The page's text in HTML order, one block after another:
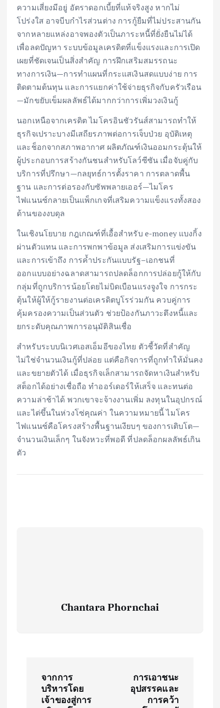
ความเสี่ยงมีอยู่ อัตราดอกเบี้ยที่แท้จริงสูง หากไม่
โปร่งใส อาจบีบกำไรส่วนต่าง การกู้ยืมที่ไม่ประสานกัน
จากหลายแหล่งอาจพองตัวเป็นภาระหนี้ที่ยั่งยืนไม่ได้
เพื่อลดปัญหา ระบบข้อมูลเครดิตที่แข็งแรงและการเปิด
เผยที่ชัดเจนเป็นสิ่งสำคัญ การฝึกเสริมสมรรถนะ
ทางการเงิน—การทำแผนที่กระแสเงินสดแบบง่าย การ
ติดตามต้นทุน และการแยกค่าใช้จ่ายธุรกิจกับครัวเรือน
—มักขยับเข็มผลลัพธ์ได้มากกว่าการเพิ่มวงเงินกู้
นอกเหนือจากเครดิต ไมโครอินชัวรันส์สามารถทำให้
ธุรกิจเปราะบางมีเสถียรภาพต่อการเจ็บป่วย อุบัติเหตุ
และช็อกจากสภาพอากาศ ผลิตภัณฑ์เงินออมกระตุ้นให้
ผู้ประกอบการสร้างกันชนสำหรับโลว์ซีซัน เมื่อจับคู่กับ
บริการที่ปรึกษา—กลยุทธ์การตั้งราคา การตลาดพื้น
ฐาน และการต่อรองกับซัพพลายเออร์—ไมโคร
ไฟแนนซ์กลายเป็นแพ็กเกจที่เสริมความแข็งแรงทั้งสอง
ด้านของงบดุล
ในเชิงนโยบาย กฎเกณฑ์ที่เอื้อสำหรับ e-money แบงกิ้ง
ผ่านตัวแทน และการพกพาข้อมูล ส่งเสริมการแข่งขัน
และการเข้าถึง การค้ำประกันแบบรัฐ–เอกชนที่
ออกแบบอย่างฉลาดสามารถปลดล็อกการปล่อยกู้ให้กับ
กลุ่มที่ถูกบริการน้อยโดยไม่บิดเบือนแรงจูงใจ การกระ
ตุ้นให้ผู้ให้กู้รายงานต่อเครดิตบูโรร่วมกัน ควบคู่การ
คุ้มครองความเป็นส่วนตัว ช่วยป้องกันภาวะตึงหนี้และ
ยกระดับคุณภาพการอนุมัติสินเชื่อ
สำหรับระบบนิเวศเอสเอ็มอีของไทย ตัวชี้วัดที่สำคัญ
ไม่ใช่จำนวนเงินกู้ที่ปล่อย แต่คือกิจการที่ถูกทำให้มั่นคง
และขยายตัวได้ เมื่อธุรกิจเล็กสามารถจัดหาเงินสำหรับ
สต็อกได้อย่างเชื่อถือ ทำออร์เดอร์ให้เสร็จ และทนต่อ
ความล่าช้าได้ พวกเขาจะจ้างงานเพิ่ม ลงทุนในอุปกรณ์
และไต่ขึ้นในห่วงโซ่คุณค่า ในความหมายนี้ ไมโคร
ไฟแนนซ์คือโครงสร้างพื้นฐานเงียบๆ ของการเติบโต—
จำนวนเงินเล็กๆ ในจังหวะที่พอดี ที่ปลดล็อกผลลัพธ์เกิน
ตัว
Chantara Phornchai
จากการ
บริหารโดย
เจ้าของสู่การ
การเอาชนะ
อุปสรรคและ
การคว้า